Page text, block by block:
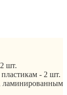
шт.
- 2 шт.
ламинированным